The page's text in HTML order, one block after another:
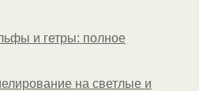
и гетры: полное
на светлые и